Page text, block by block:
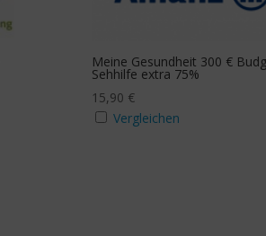
Zusatzbudget Zahn
Stichwortsuche
Meine Gesundheit 300 €
Sehhilfe extra 75%
15,90 €
Vergleichen